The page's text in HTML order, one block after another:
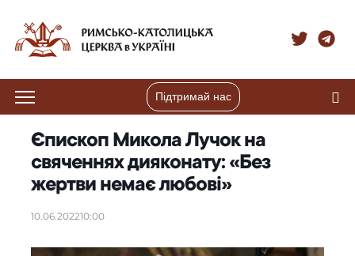
Підтримай нас
Єпископ Микола Лучок на
свяченнях дияконату: «Без
жертви немає любові»
10.06.202210:00